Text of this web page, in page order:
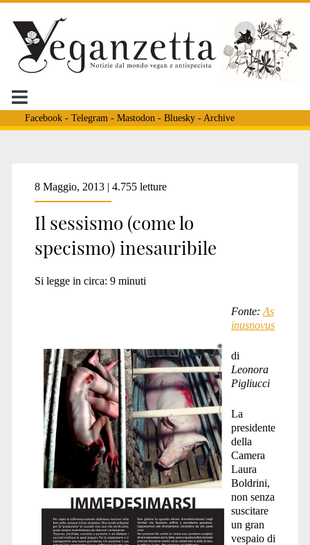
Facebook- Telegram - Mastodon - Bluesky- Archive
Tag:
<span>borghezio</
8 Maggio, 2013 | 4.755 letture
Il sessismo (come lo
specismo) inesauribile
Si legge in circa: 9 minuti
Fonte: As
inusnovus
di
Leonora
Pigliucci
La
presidente
della
Camera
Laura
Boldrini,
non senza
suscitare
un gran
vespaio di